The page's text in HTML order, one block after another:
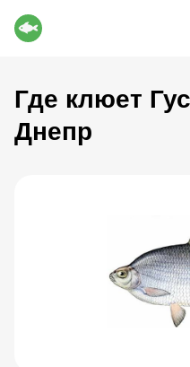
Где клюет
Днепр